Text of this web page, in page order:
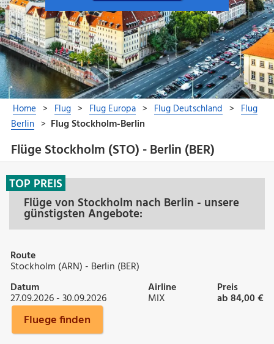
Flüge Stockholm (STO) - Berlin (BER)
Flüge von Stockholm nach Berlin - unsere
günstigsten Angebote:
TOP PREIS
Route
Stockholm (ARN) - Berlin (BER)
Datum
27.09.2026 - 30.09.2026
Airline
MIX
Preis
ab 84,00 €
Fluege finden